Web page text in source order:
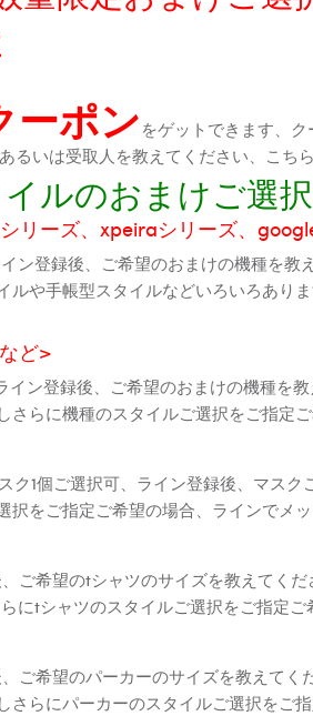
ーポンをゲットできます、
いは受取人を教えてください、こち
ルのおまけご選
ーズ、xpeiraシリーズ、
ン登録後、ご希望のおまけの機種を
や手帳型スタイルなどいろいろあり
ど>
ン登録後、ご希望のおまけの機種を
らに機種のスタイルご選択をご指定
1個ご選択可、ライン登録後、マス
をご指定ご希望の場合、ラインでメ
ご希望のtシャツのサイズを教えてく
tシャツのスタイルご選択をご指定
ご希望のパーカーのサイズを教えて
らにパーカーのスタイルご選択をご